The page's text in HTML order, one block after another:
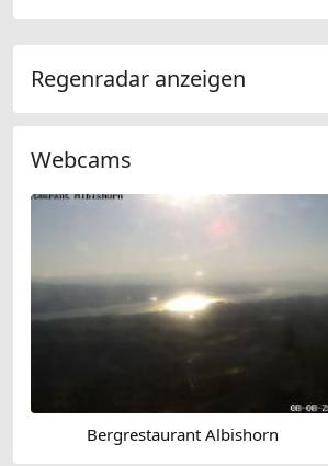
Regenradar anzeigen
Webcams
Bergrestaurant Albishorn